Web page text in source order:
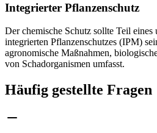
Integrierter Pflanzenschutz
Der chemische Schutz sollte Teil eines
integrierten Pflanzenschutzes (IPM)
agronomische Maßnahmen,
von Schadorganismen umfasst.
Häufig gestellte Fragen